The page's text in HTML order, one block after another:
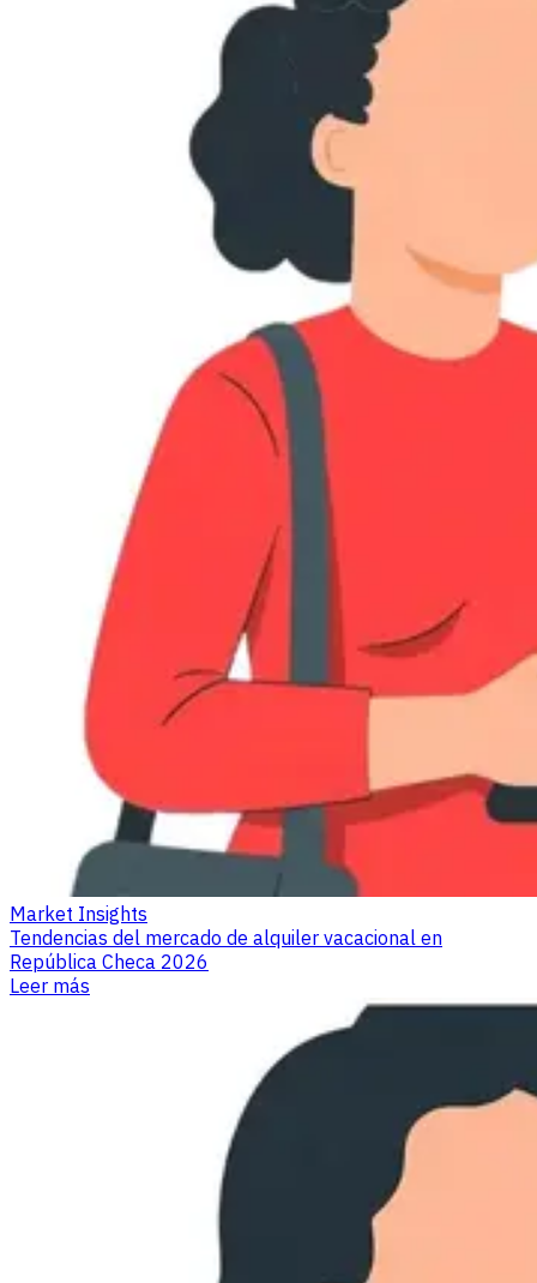
Market Insights
Tendencias del mercado de alquiler vacacional en
República Checa 2026
Leer más